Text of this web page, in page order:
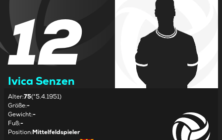
12
Ivica Senzen
Alter:75(*5.4.1951)
Größe:-
Gewicht:-
Fuß:-
Position:Mittelfeldspieler